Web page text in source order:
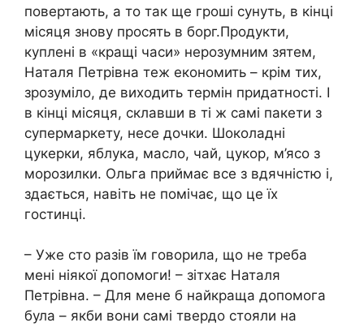
повертають, а то так ще гроші сунуть, в кінці
місяця знову просять в борг.Продукти,
куплені в «кращі часи» нерозумним зятем,
Наталя Петрівна теж економить – крім тих,
зрозуміло, де виходить термін придатності. І
в кінці місяця, склавши в ті ж самі пакети з
супермаркету, несе дочки. Шоколадні
цукерки, яблука, масло, чай, цукор, м’ясо з
морозилки. Ольга приймає все з вдячністю і,
здається, навіть не помічає, що це їх
гостинці.
– Уже сто разів їм говорила, що не треба
мені ніякої допомоги! – зітхає Наталя
Петрівна. – Для мене б найкраща допомога
була – якби вони самі твердо стояли на